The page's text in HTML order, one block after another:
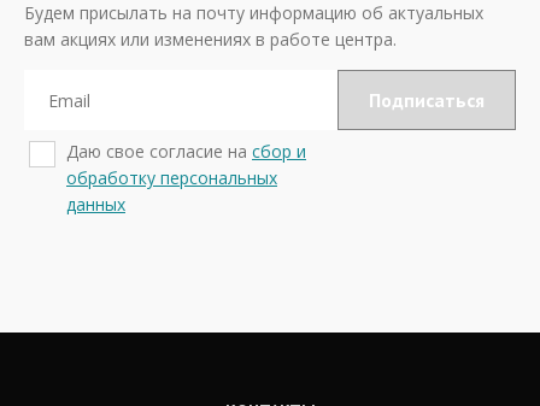
Будем присылать на почту информацию об актуальных
вам акциях или изменениях в работе центра.
Даю свое согласие на сбор и
обработку персональных
данных